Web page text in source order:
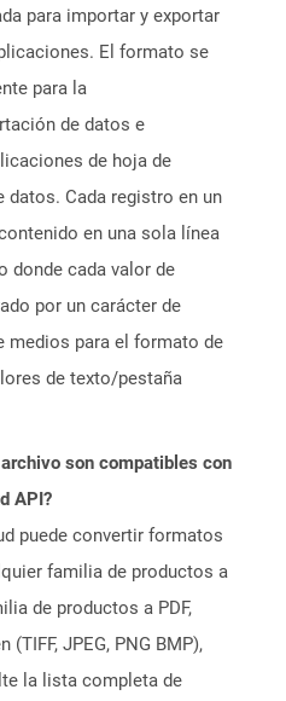
para importar y exportar
El formato se
para la
de datos e
de hoja de
datos. Cada registro en un
en una sola línea
donde cada valor de
por un carácter de
medios para el formato de
de texto/pestaña
son compatibles con
API?
puede convertir formatos
familia de productos a
de productos a PDF,
(TIFF, JPEG, PNG BMP),
la lista completa de